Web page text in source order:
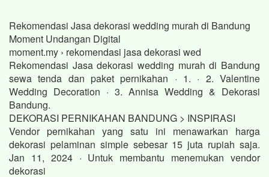
Rekomendasi Jasa dekorasi wedding murah di Bandung
Moment Undangan Digital
moment.my › rekomendasi jasa dekorasi wed
Rekomendasi Jasa dekorasi wedding murah di Bandung
sewa tenda dan paket pernikahan · 1. · 2. Valentine
Wedding Decoration · 3. Annisa Wedding & Dekorasi
Bandung.
DEKORASI PERNIKAHAN BANDUNG > INSPIRASI
Vendor pernikahan yang satu ini menawarkan harga
dekorasi pelaminan simple sebesar 15 juta rupiah saja.
Jan 11, 2024 · Untuk membantu menemukan vendor
dekorasi